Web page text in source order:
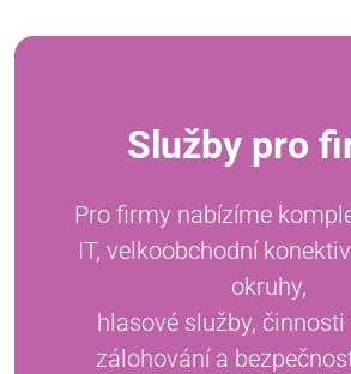
Služby pro
Pro firmy nabízíme
IT, velkoobchodní
okruhy,
hlasové služby,
zálohování a